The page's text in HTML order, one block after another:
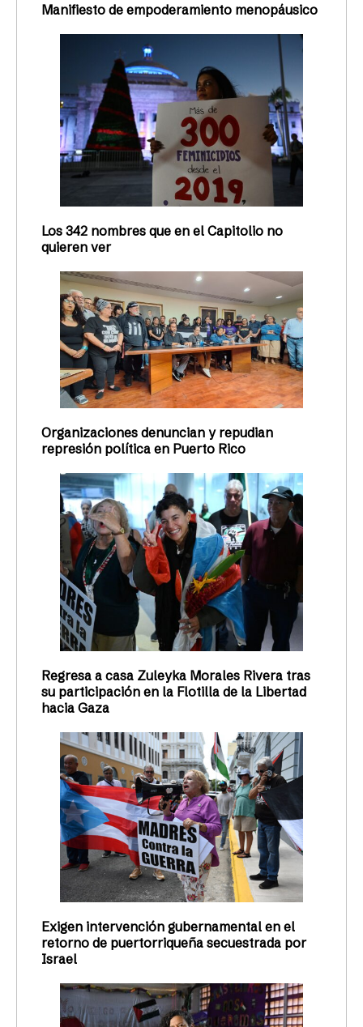
Manifiesto de empoderamiento menopáusico
Los 342 nombres que en el Capitolio no
quieren ver
Organizaciones denuncian y repudian
represión política en Puerto Rico
Regresa a casa Zuleyka Morales Rivera tras
su participación en la Flotilla de la Libertad
hacia Gaza
Exigen intervención gubernamental en el
retorno de puertorriqueña secuestrada por
Israel